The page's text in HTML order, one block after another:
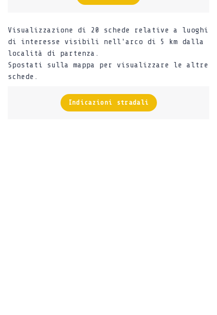
Visualizzazione di 20 schede relative a luoghi
di interesse visibili nell'arco di 5 km dalla
località di partenza.
Spostati sulla mappa per visualizzare le altre
schede.
Indicazioni stradali